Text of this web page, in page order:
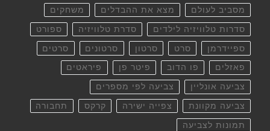
מסביב לעולם מצא את ההבדלים משחקים
סדרות טלוויזיה לילדים סדרת טלוויזיה ספורט
ספיידרמן סרט סרטון סרטונים סרטים
פאזלים פו הדוב פיטר פן פיראטים
צביעה אונליין צביעה לפי מספרים
צביעה מקוונת צפייה ישירה קרקס תחבורה
תמונות לצביעה